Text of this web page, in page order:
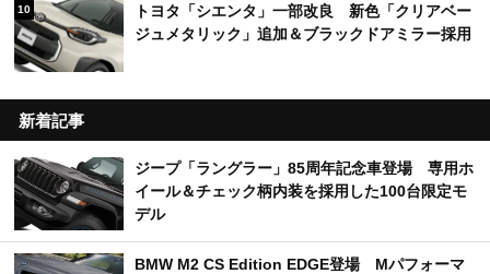
10
トヨタ「シエンタ」一部改良 新色「クリアベー
ジュメタリック」追加＆ブラックドアミラー採用
新着記事
ジープ「ラングラー」85周年記念車登場 専用ホ
イール＆チェック柄内装を採用した100台限定モ
デル
BMW M2 CS Edition EDGE登場 Mパフォーマ